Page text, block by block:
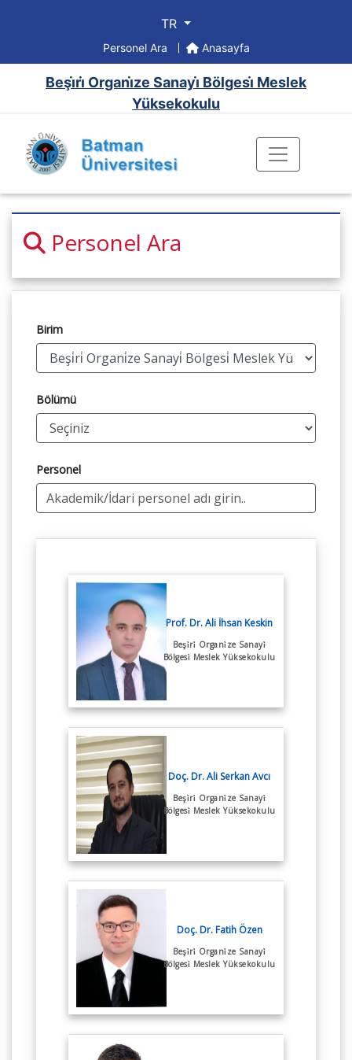
TR
Personel Ara Anasayfa
Beşi̇ri̇ Organi̇ze Sanayi̇ Bölgesi̇ Meslek
Yüksekokulu
Personel Ara
Birim
Bölümü
Personel
Prof. Dr. Ali İhsan Keskin
Beşi̇ri̇ Organi̇ze Sanayi̇
Bölgesi̇ Meslek Yüksekokulu
Doç. Dr. Ali Serkan Avcı
Beşi̇ri̇ Organi̇ze Sanayi̇
Bölgesi̇ Meslek Yüksekokulu
Doç. Dr. Fatih Özen
Beşi̇ri̇ Organi̇ze Sanayi̇
Bölgesi̇ Meslek Yüksekokulu